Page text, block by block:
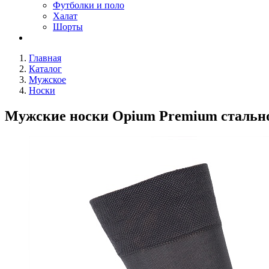
Футболки и поло
Халат
Шорты
Главная
Каталог
Мужское
Носки
Мужские носки Opium Premium